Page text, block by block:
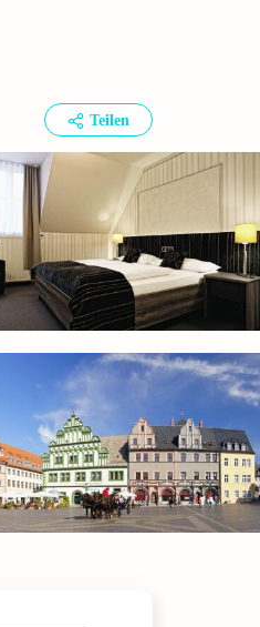
Teilen